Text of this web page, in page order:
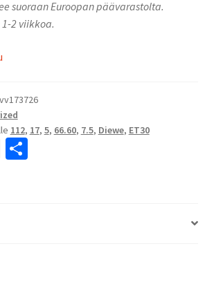
suoraan Euroopan päävarastolta.
2 viikkoa.
vv173726
112, 17, 5, 66.60, 7.5, Diewe, ET30
E S